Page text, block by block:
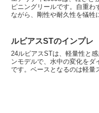
ピニングリールです。自重わ
ながら、剛性や耐久性を犠牲
ルビアスSTのインプレ
24ルビアスSTは、軽量性と
ンモデルで、水中の変化をダ
です。ベースとなるのは軽量